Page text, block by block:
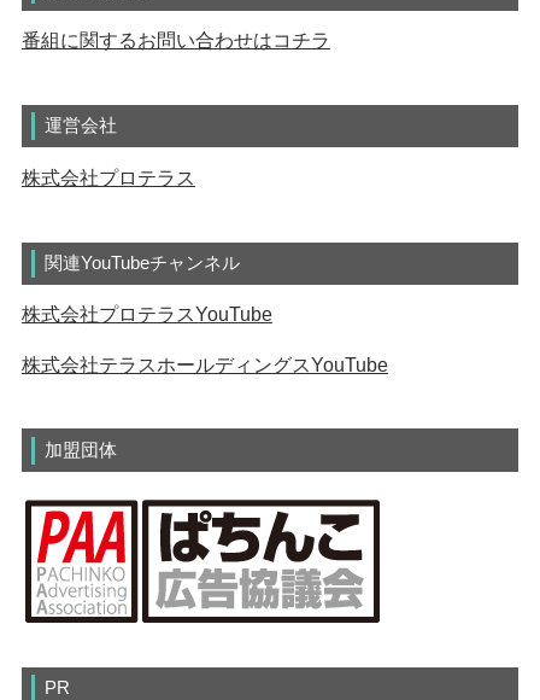
番組に関するお問い合わせはコチラ
運営会社
株式会社プロテラス
関連YouTubeチャンネル
株式会社プロテラスYouTube
株式会社テラスホールディングスYouTube
加盟団体
PR